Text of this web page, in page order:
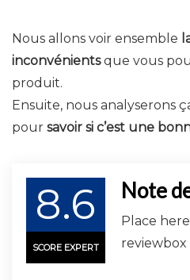
Nous allons voir ensemble
inconvénientsque vous
produit.
Ensuite, nous analyserons
pour savoir si c’est une
8.6
SCORE EXPERT
Note
Place
reviewbox